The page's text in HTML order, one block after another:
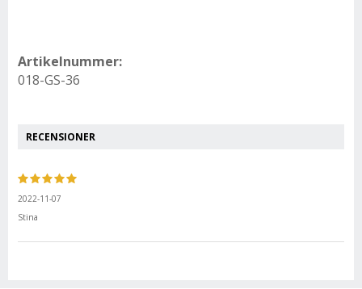
Artikelnummer:
018-GS-36
RECENSIONER
2022-11-07
Stina